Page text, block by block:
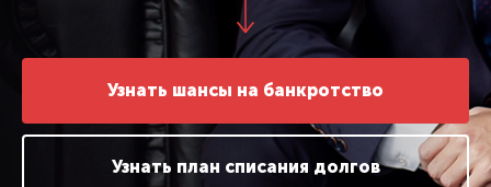
Узнать шансы на банкротство
Узнать план списания долгов